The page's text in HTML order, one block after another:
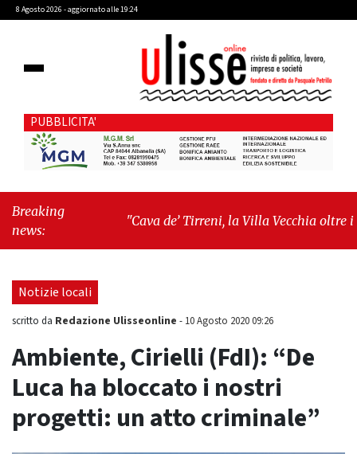
8 Agosto 2026 - aggiornato alle 19:24
PUBBLICITA'
Breaking
news:
"Cava de’ Tirreni, la Villa Vecchia oltre i
seduta consiliare: “Serve chiarezza!”"
Notizie locali
scritto da Redazione Ulisseonline - 10 Agosto 2020 09:26
Ambiente, Cirielli (FdI): “De
Luca ha bloccato i nostri
progetti: un atto criminale”